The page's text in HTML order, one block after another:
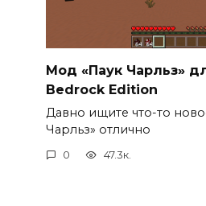
Мод «Паук Чарльз»
Bedrock Edition
Давно ищите что-то
Чарльз» отлично
0 47.3к.